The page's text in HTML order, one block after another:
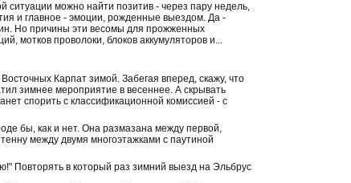
ситуации можно найти позитив - через пару недель,
и главное - эмоции, рожденные выездом. Да -
Но причины эти весомы для прожженных
мотков проволоки, блоков аккумуляторов и...
Карпат зимой. Забегая вперед, скажу, что
зимнее мероприятие в весеннее. А скрывать
спорить с классификационной комиссией - с
бы, как и нет. Она размазана между первой,
между двумя многоэтажками с паутиной
Повторять в который раз зимний выезд на Эльбрус